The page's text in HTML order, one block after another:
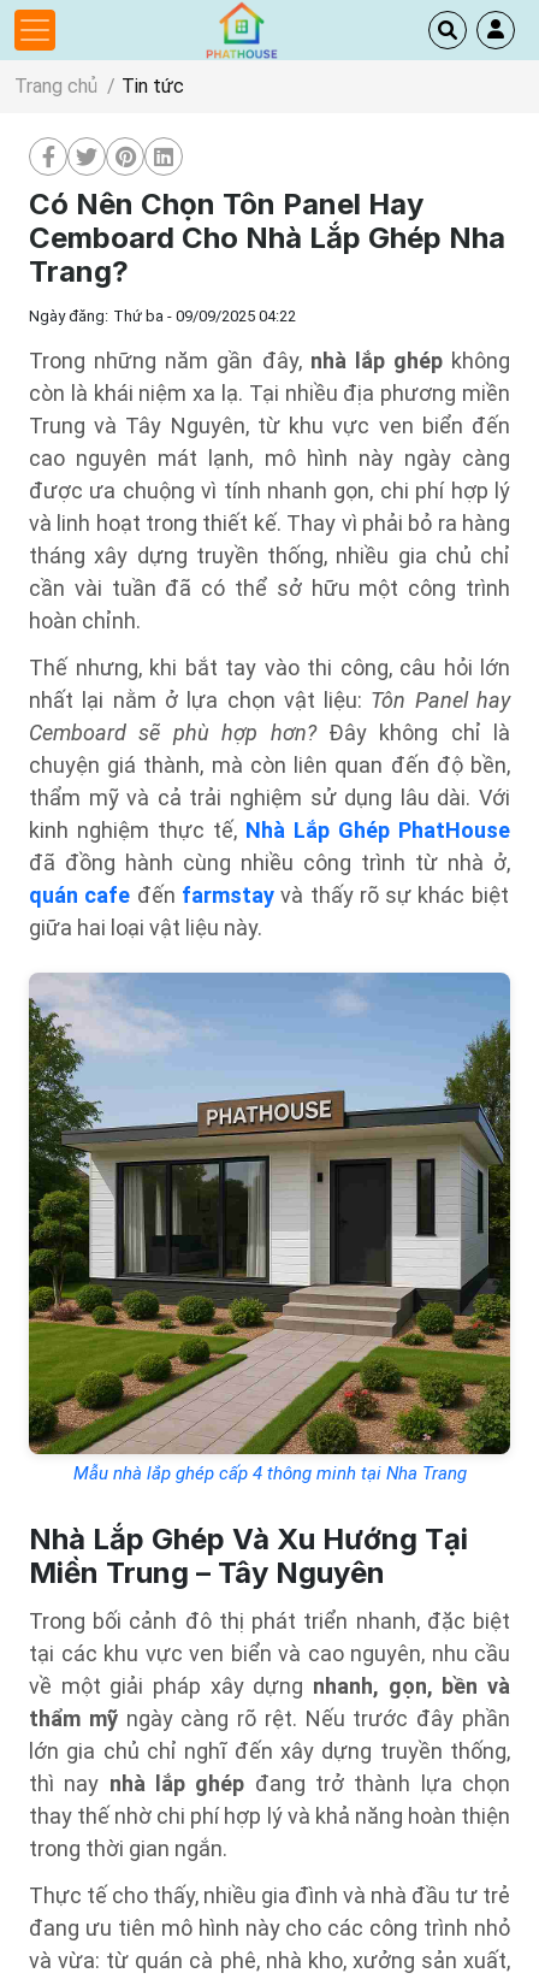
Trang chủ Tin tức
Có Nên Chọn Tôn Panel Hay
Cemboard Cho Nhà Lắp Ghép Nha
Trang?
Ngày đăng: Thứ ba - 09/09/2025 04:22
Trong những năm gần đây, nhà lắp ghépkhông
còn là khái niệm xa lạ. Tại nhiều địa phương miền
Trung và Tây Nguyên, từ khu vực ven biển đến
cao nguyên mát lạnh, mô hình này ngày càng
được ưa chuộng vì tính nhanh gọn, chi phí hợp lý
và linh hoạt trong thiết kế. Thay vì phải bỏ ra hàng
tháng xây dựng truyền thống, nhiều gia chủ chỉ
cần vài tuần đã có thể sở hữu một công trình
hoàn chỉnh.
Thế nhưng, khi bắt tay vào thi công, câu hỏi lớn
nhất lại nằm ở lựa chọn vật liệu: Tôn Panel hay
Cemboard sẽ phù hợp hơn?Đây không chỉ là
chuyện giá thành, mà còn liên quan đến độ bền,
thẩm mỹ và cả trải nghiệm sử dụng lâu dài. Với
kinh nghiệm thực tế, Nhà Lắp Ghép PhatHouse
đã đồng hành cùng nhiều công trình từ nhà ở,
quán cafe đến farmstayvà thấy rõ sự khác biệt
giữa hai loại vật liệu này.
Mẫu nhà lắp ghép cấp 4 thông minh tại Nha Trang
Nhà Lắp Ghép Và Xu Hướng Tại
Miền Trung – Tây Nguyên
Trong bối cảnh đô thị phát triển nhanh, đặc biệt
tại các khu vực ven biển và cao nguyên, nhu cầu
về một giải pháp xây dựng nhanh, gọn, bền và
thẩm mỹngày càng rõ rệt. Nếu trước đây phần
lớn gia chủ chỉ nghĩ đến xây dựng truyền thống,
thì nay nhà lắp ghép đang trở thành lựa chọn
thay thế nhờ chi phí hợp lý và khả năng hoàn thiện
trong thời gian ngắn.
Thực tế cho thấy, nhiều gia đình và nhà đầu tư trẻ
đang ưu tiên mô hình này cho các công trình nhỏ
và vừa: từ quán cà phê, nhà kho, xưởng sản xuất,